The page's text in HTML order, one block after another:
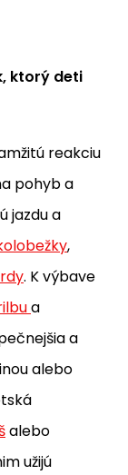
ktorý deti
reakciu
pohyb a
jazdu a
,
. K výbave
a
a
alebo
alebo
užijú